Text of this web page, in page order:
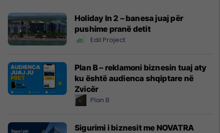
Holiday In 2 – banesa juaj për
pushime pranë detit
Edil Project
Plan B – reklamoni biznesin tuaj aty
ku është audienca shqiptare në
Zvicër
Plan B
Sigurimi i biznesit me NOVATRA